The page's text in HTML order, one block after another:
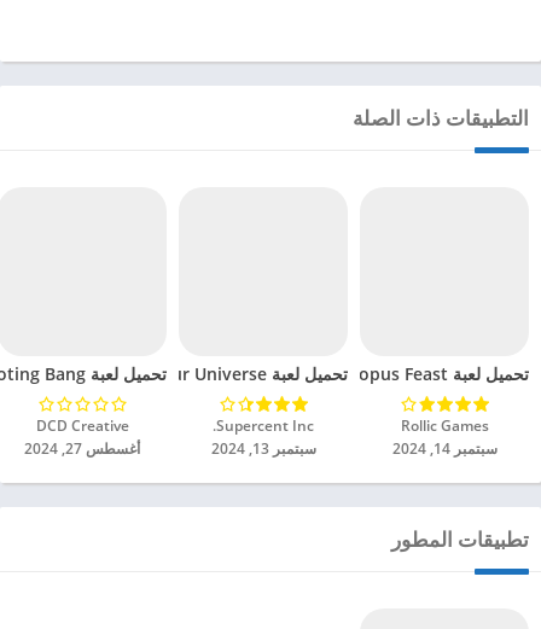
التطبيقات ذات الصلة
تحميل لعبة Octopus Feast مهكرة للاندرويد 2024
Rollic Games‏
سبتمبر 14, 2024
تحميل لعبة Dinosaur Universe مهكرة للاندرويد 2024
Supercent Inc.‏
سبتمبر 13, 2024
تحميل لعبة Tank Shooting Bang مهكرة للاندرويد 2024
DCD Creative‏
أغسطس 27, 2024
تطبيقات المطور